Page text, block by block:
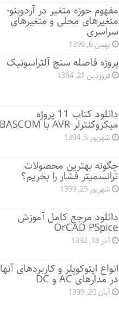
مفهوم حوزه متغیر در آردوینو-
متغیرهای محلی و متغیرهای
سراسری
بهمن 6, 1396
پروژه فاصله سنج آلتراسونیک
فروردین 21, 1394
دانلود کتاب 11 پروژه
میکروکنترلر AVR با BASCOM
شهریور 5, 1394
چگونه بهترین محصولات
ترانسمیتر فشار را بخریم؟
شهریور 25, 1399
دانلود مرجع کامل آموزش
OrCAD PSpice
آذر 18, 1392
انواع اپتوکوپلر و کاربردهای آنها
در مدارهای AC و DC
آبان 20, 1399